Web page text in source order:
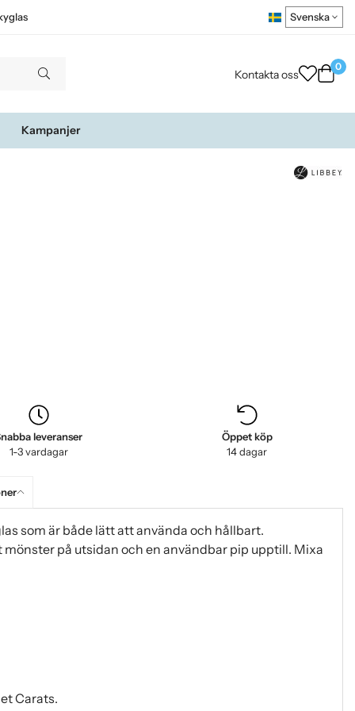
Kontakta oss
0
Kampanjer
leveranser
1-3 vardagar
Öppet köp
14 dagar
som är både lätt att använda och hållbart.
på utsidan och en användbar pip upptill. Mixa
Carats.